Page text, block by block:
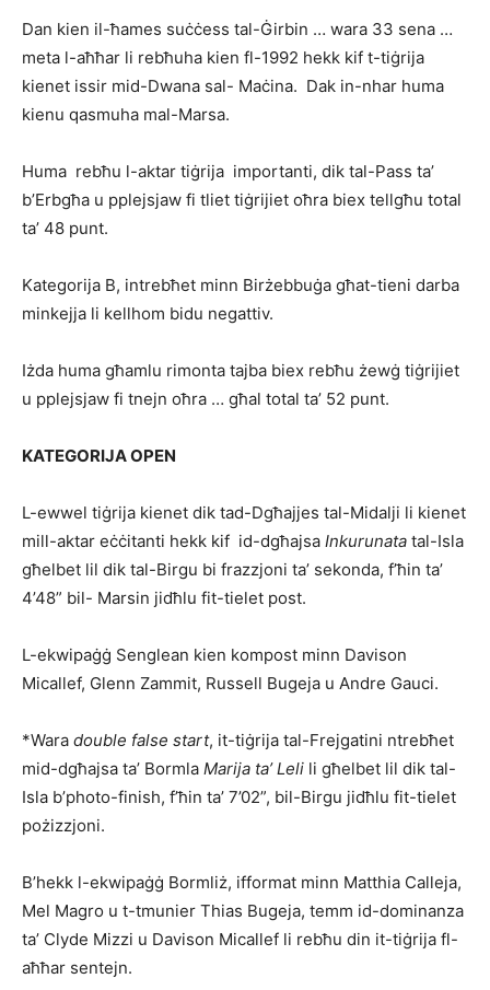
Dan kien il-ħames suċċess tal-Ġirbin … wara 33 sena …
meta l-aħħar li rebħuha kien fl-1992 hekk kif t-tiġrija
kienet issir mid-Dwana sal- Maċina. Dak in-nhar huma
kienu qasmuha mal-Marsa.
Huma rebħu l-aktar tiġrija importanti, dik tal-Pass ta’
b’Erbgħa u pplejsjaw fi tliet tiġrijiet oħ­ra biex tel­lgħu total
ta’ 48 punt.
Kategorija B, intrebħet minn Birżebbuġa għat-tieni darba
minkejja li kellhom bidu negattiv.
Iżda huma għamlu rimonta tajba biex rebħu żewġ tiġrijiet
u pplejsjaw fi tnejn oħra … għal total ta’ 52 punt.
KATEGORIJA OPEN
L-ewwel tiġrija kienet dik tad-Dgħajjes tal-Midalji li kienet
mill-aktar eċċitanti hekk kif id-dgħajsa Inkurunata tal-Isla
għelbet lil dik tal-Birgu bi frazzjoni ta’ sekonda, f’ħin ta’
4’48” bil- Marsin jidħlu fit-tielet post.
L-ekwipaġġ Senglean kien kompost minn Davison
Micallef, Glenn Zammit, Russell Bugeja u Andre Gau­ci.
*Wara double false start, it-tiġrija tal-Frejgatini ntre­b­ħet
mid-dgħajsa ta’ Bormla Marija ta’ Leli li għelbet lil dik tal-
Isla b’photo-finish, f’ħin ta’ 7’02”, bil-Birgu jidħlu fit-tielet
pożizzjoni.
B’hekk l-ekwipaġġ Bormliż, ifformat minn Matthia Calleja,
Mel Magro u t-tmunier Thias Bugeja, temm id-dominanza
ta’ Clyde Mizzi u Davison Micallef li reb­ħu din it-tiġrija fl-
aħħar sen­tejn.